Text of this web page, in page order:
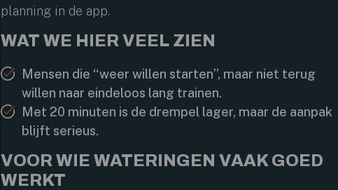
planning in de app.
WAT WE HIER VEEL ZIEN
Mensen die “weer willen starten”, maar niet terug
willen naar eindeloos lang trainen.
Met 20 minuten is de drempel lager, maar de aanpak
blijft serieus.
VOOR WIE WATERINGEN VAAK GOED
WERKT